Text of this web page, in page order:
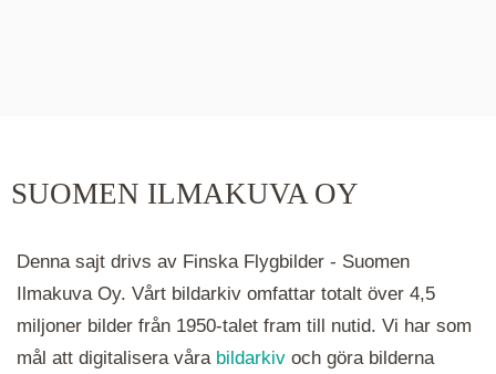
hålla ned ctrl-tangenten och scrolla.
SUOMEN ILMAKUVA OY
Denna sajt drivs av Finska Flygbilder - Suomen
Ilmakuva Oy. Vårt bildarkiv omfattar totalt över 4,5
miljoner bilder från 1950-talet fram till nutid. Vi har som
mål att digitalisera våra bildarkiv och göra bilderna